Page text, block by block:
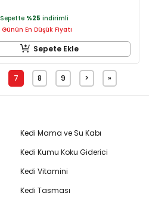
Sepette %25 indirimli
Günün En Düşük Fiyatı
Sepete Ekle
7 8 9 > »
Kedi Mama ve Su Kabı
Kedi Kumu Koku Giderici
Kedi Vitamini
Kedi Tasması